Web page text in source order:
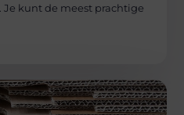
kunt de meest prachtige